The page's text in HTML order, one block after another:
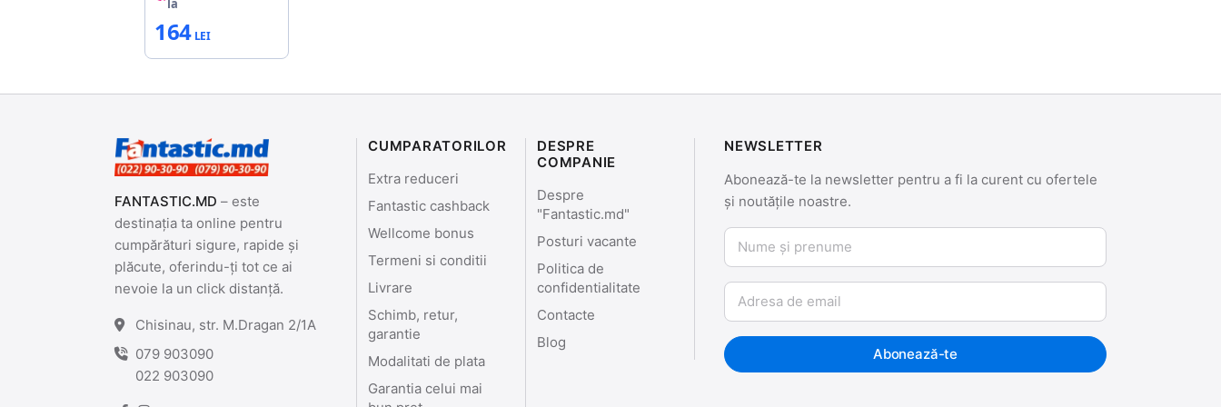
164
FANTASTIC.MD – este
destinația ta online pentru
cumpărături sigure, rapide și
plăcute, oferindu-ți tot ce ai
nevoie la un click distanță.
Chisinau, str. M.Dragan 2/1A
079 903090
022 903090
CUMPARATORILOR
Extra reduceri
Fantastic cashback
Wellcome bonus
Termeni si conditii
Livrare
Schimb, retur,
garantie
Modalitati de plata
Garantia celui mai
DESPRE
COMPANIE
Despre
"Fantastic.md"
Posturi vacante
Politica de
confidentialitate
Contacte
Blog
NEWSLETTER
Abonează-te la newsletter pentru a fi la curent cu ofertele
și noutățile noastre.
Nume și prenume
Email
Abonează-te